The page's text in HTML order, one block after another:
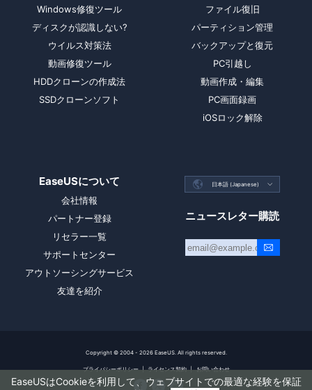
EaseUSはCookieを利用して、ウェブサイトでの最適な経験を保証
Windows修復ツール
ディスクが認識しない?
ウイルス対策法
動画修復ツール
HDDクローンの作成法
SSDクローンソフト
ファイル復旧
パーティション管理
バックアップと復元
PC引越し
動画作成・編集
PC画面録画
iOSロック解除
EaseUSについて
会社情報
パートナー登録
リセラー一覧
サポートセンター
アウトソーシングサービス
友達を紹介
 日本語 (Japanese) 
ニュースレター購読
Copyright © 2004 - 2026EaseUS. All rights reserved.
プライバシーポリシー | ライセンス契約 | お問い合わせ
  